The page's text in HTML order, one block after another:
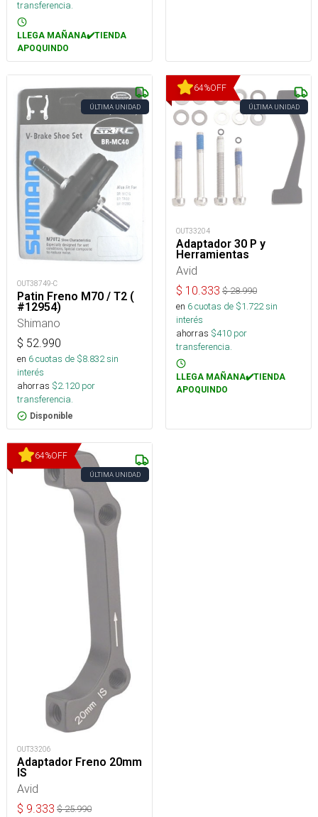
transferencia.
LLEGA MAÑANA✔️TIENDA
APOQUINDO
ÚLTIMA UNIDAD
OUT38749-C
Patin Freno M70 / T2 (
#12954)
Shimano
$ 52.990
en 6cuotas de $8.832sin
interés
ahorras $2.120 por
transferencia.
Disponible
64%OFF
ÚLTIMA UNIDAD
OUT33204
Adaptador 30 P y
Herramientas
Avid
$ 10.333 $28.990
en 6cuotas de $1.722sin
interés
ahorras $410 por
transferencia.
LLEGA MAÑANA✔️TIENDA
APOQUINDO
64%OFF
ÚLTIMA UNIDAD
OUT33206
Adaptador Freno 20mm
IS
Avid
$ 9.333 $25.990